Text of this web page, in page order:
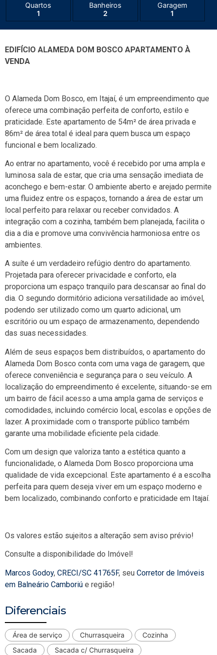
Quartos
1
Banheiros
2
Garagem
1
EDIFÍCIO ALAMEDA DOM BOSCO APARTAMENTO À
VENDA
O Alameda Dom Bosco, em Itajaí, é um empreendimento que
oferece uma combinação perfeita de conforto, estilo e
praticidade. Este apartamento de 54m² de área privada e
86m² de área total é ideal para quem busca um espaço
funcional e bem localizado.
Ao entrar no apartamento, você é recebido por uma ampla e
luminosa sala de estar, que cria uma sensação imediata de
aconchego e bem-estar. O ambiente aberto e arejado permite
uma fluidez entre os espaços, tornando a área de estar um
local perfeito para relaxar ou receber convidados. A
integração com a cozinha, também bem planejada, facilita o
dia a dia e promove uma convivência harmoniosa entre os
ambientes.
A suíte é um verdadeiro refúgio dentro do apartamento.
Projetada para oferecer privacidade e conforto, ela
proporciona um espaço tranquilo para descansar ao final do
dia. O segundo dormitório adiciona versatilidade ao imóvel,
podendo ser utilizado como um quarto adicional, um
escritório ou um espaço de armazenamento, dependendo
das suas necessidades.
Além de seus espaços bem distribuídos, o apartamento do
Alameda Dom Bosco conta com uma vaga de garagem, que
oferece conveniência e segurança para o seu veículo. A
localização do empreendimento é excelente, situando-se em
um bairro de fácil acesso a uma ampla gama de serviços e
comodidades, incluindo comércio local, escolas e opções de
lazer. A proximidade com o transporte público também
garante uma mobilidade eficiente pela cidade.
Com um design que valoriza tanto a estética quanto a
funcionalidade, o Alameda Dom Bosco proporciona uma
qualidade de vida excepcional. Este apartamento é a escolha
perfeita para quem deseja viver em um espaço moderno e
bem localizado, combinando conforto e praticidade em Itajaí.
Os valores estão sujeitos a alteração sem aviso prévio!
Consulte a disponibilidade do Imóvel!
Marcos Godoy, CRECI/SC 41765F, seu Corretor de Imóveis
em Balneário Camboriú e região!
Diferenciais
Área de serviço Churrasqueira
Cozinha
Sacada
Sacada c/ Churrasqueira